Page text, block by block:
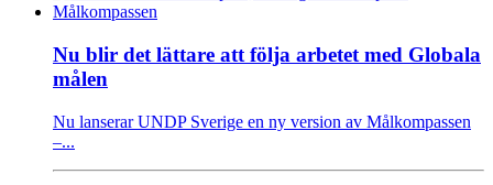
Nu blir det lättare att följa arbetet med Globala
målen
Nu lanserar UNDP Sverige en ny version av Målkompassen
–...